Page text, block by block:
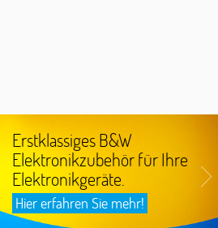
Erstklassiges B&W
Elektronikzubehör für Ihre
Elektronikgeräte.
Hier erfahren Sie mehr!